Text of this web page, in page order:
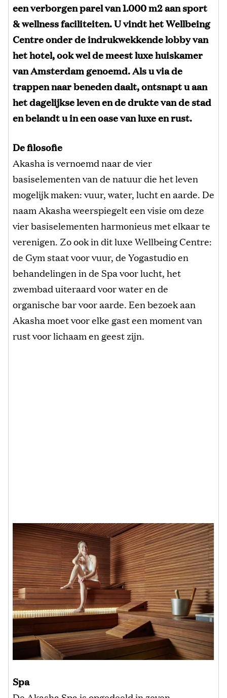
een verborgen parel van 1.000 m2 aan sport
& wellness faciliteiten. U vindt het Wellbeing
Centre onder de indrukwekkende lobby van
het hotel, ook wel de meest luxe huiskamer
van Amsterdam genoemd. Als u via de
trappen naar beneden daalt, ontsnapt u aan
het dagelijkse leven en de drukte van de stad
en belandt u in een oase van luxe en rust.
De filosofie
Akasha is vernoemd naar de vier
basiselementen van de natuur die het leven
mogelijk maken: vuur, water, lucht en aarde. De
naam Akasha weerspiegelt een visie om deze
vier basiselementen harmonieus met elkaar te
verenigen. Zo ook in dit luxe Wellbeing Centre:
de Gym staat voor vuur, de Yogastudio en
behandelingen in de Spa voor lucht, het
zwembad uiteraard voor water en de
organische bar voor aarde. Een bezoek aan
Akasha moet voor elke gast een moment van
rust voor lichaam en geest zijn.
Spa